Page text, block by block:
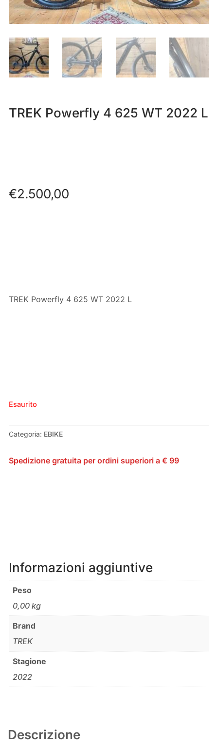
TREK Powerfly 4 625 WT 2022 L
€2.500,00
TREK Powerfly 4 625 WT 2022 L
Esaurito
Categoria: EBIKE
Spedizione gratuita per ordini superiori a € 99
Informazioni aggiuntive
Peso
0,00 kg
Brand
TREK
Stagione
2022
Descrizione